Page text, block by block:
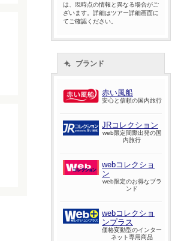
は、現時点の情報と異なる場合がご
ざいます。詳細はツアー詳細画面に
てご確認ください。
ブランド
赤い風船
安心と信頼の国内旅行
JRコレクション
web限定間際出発の国
内旅行
webコレクショ
ン
web限定のお得なブラ
ンド
webコレクショ
ンプラス
価格変動型のインター
ネット専用商品